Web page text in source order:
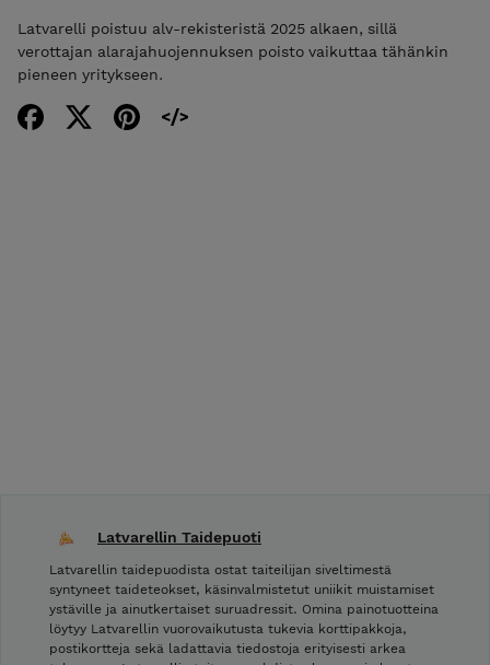
Latvarelli poistuu alv-rekisteristä 2025 alkaen, sillä
verottajan alarajahuojennuksen poisto vaikuttaa tähänkin
pieneen yritykseen.
Latvarellin Taidepuoti
Latvarellin taidepuodista ostat taiteilijan siveltimestä
syntyneet taideteokset, käsinvalmistetut uniikit muistamiset
ystäville ja ainutkertaiset suruadressit. Omina painotuotteina
löytyy Latvarellin vuorovaikutusta tukevia korttipakkoja,
postikortteja sekä ladattavia tiedostoja erityisesti arkea